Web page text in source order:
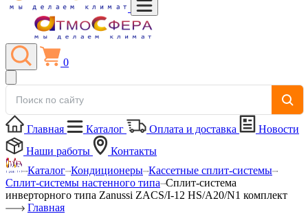
0
Главная Каталог Оплата и доставка
Новости
Наши работы
Контакты
Каталог Кондиционеры Кассетные сплит-системы
Сплит-системы настенного типа Сплит-система
инверторного типа Zanussi ZACS/I-12 HS/A20/N1 комплект
Главная